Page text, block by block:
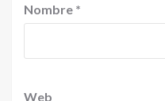
Nombre *
Web